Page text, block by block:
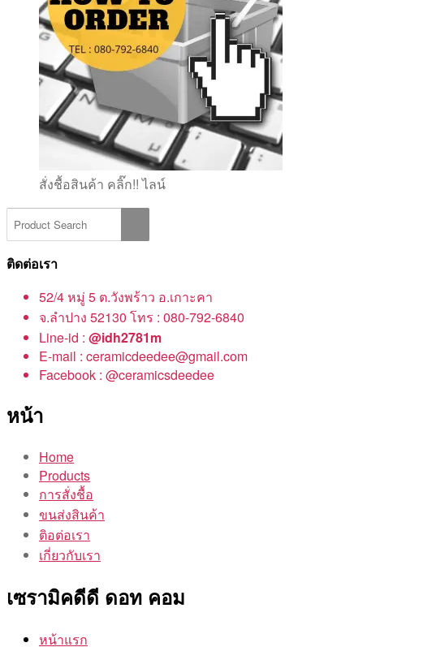
สั่งชื้อสินค้า คลิ๊ก!! ไลน์
ติดต่อเรา
52/4 หมู่ 5 ต.วังพร้าว อ.เกาะคา
จ.ลำปาง 52130 โทร : 080-792-6840
Line-id : @idh2781m
E-mail : ceramicdeedee@gmail.com
Facebook : @ceramicsdeedee
หน้า
Home
Products
การสั่งชื้อ
ขนส่งสินค้า
ติอต่อเรา
เกี่ยวกับเรา
เซรามิคดีดี ดอท คอม
หน้าแรก